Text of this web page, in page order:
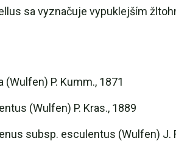
sa vyznačuje vypuklejším
P. Kumm., 1871
(Wulfen) P. Kras., 1889
subsp. esculentus (Wulfen) J.